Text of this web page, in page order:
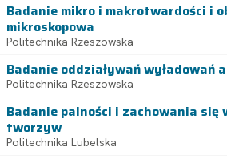
Badanie mikro i makrotwardości i
mikroskopowa
Politechnika Rzeszowska
Badanie oddziaływań wyładowań
Politechnika Rzeszowska
Badanie palności i zachowania się
tworzyw
Politechnika Lubelska